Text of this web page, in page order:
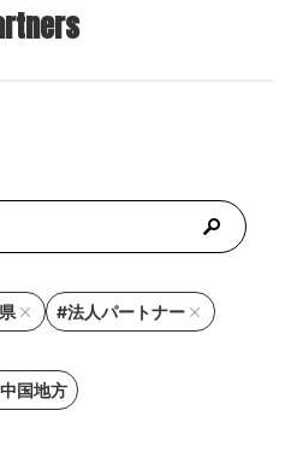
#法人パートナー
国地方